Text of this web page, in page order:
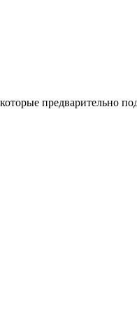
предварительно